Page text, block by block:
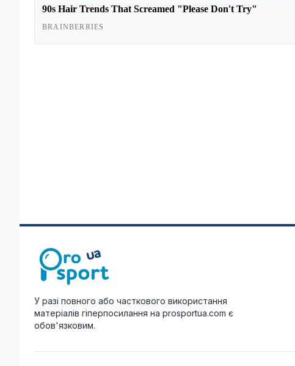
У разі повного або часткового використання
матеріалів гіперпосилання на prosportua.com є
обов'язковим.